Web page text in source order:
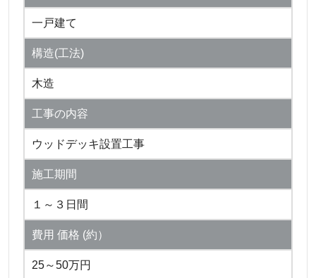
一戸建て
構造(工法)
木造
工事の内容
ウッドデッキ設置工事
施工期間
１～３日間
費用 価格 (約）
25～50万円